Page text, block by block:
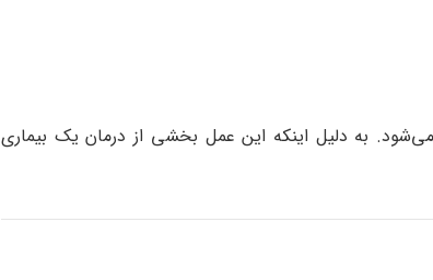
به دلیل اینکه این عمل بخشی از درمان یک بیماری